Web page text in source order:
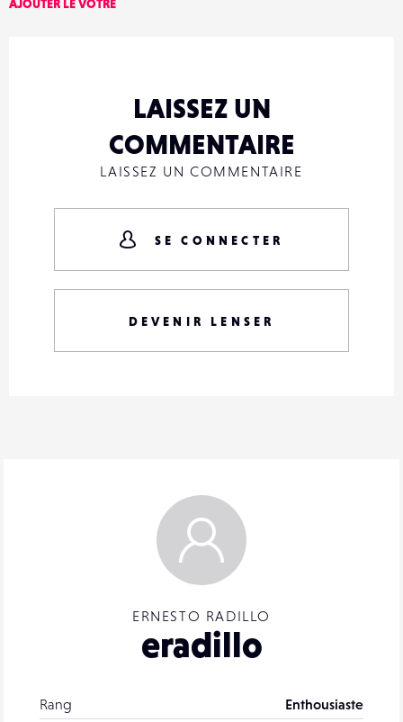
ERNESTO RADILLO
eradillo
Rang
Enthousiaste
AJOUTER LE VÔTRE
LAISSEZ UN
COMMENTAIRE
LAISSEZ UN COMMENTAIRE
SE CONNECTER
DEVENIR LENSER